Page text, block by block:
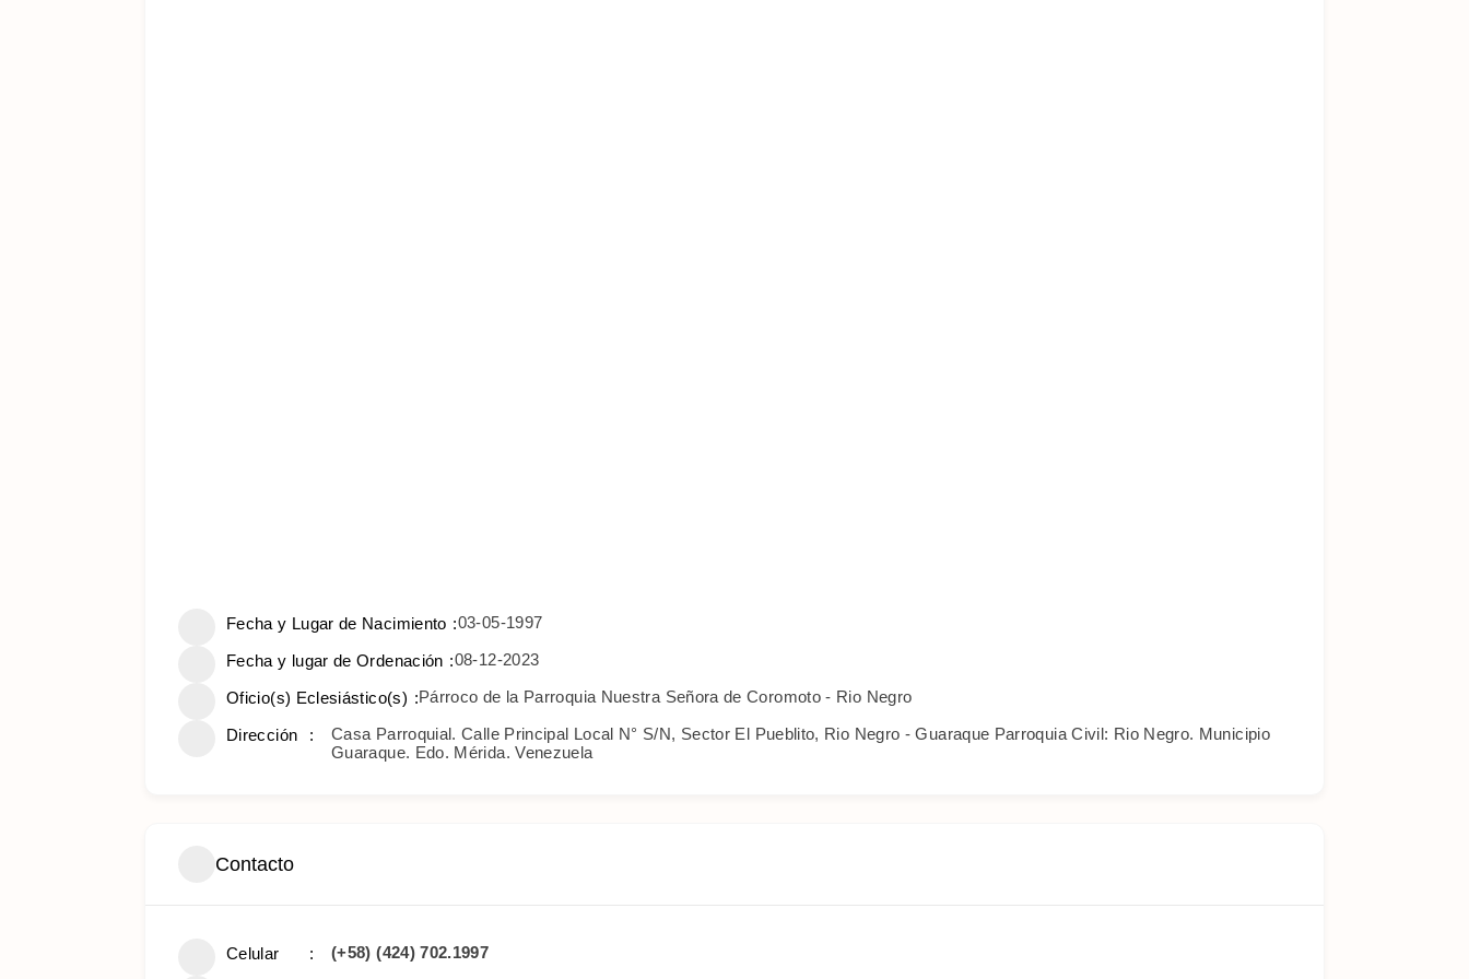
Fecha y Lugar de Nacimiento 03-05-1997
Fecha y lugar de Ordenación 08-12-2023
Oficio(s) Eclesiástico(s) Párroco de la Parroquia Nuestra Señora de Coromoto - Rio Negro
Dirección
Casa Parroquial. Calle Principal Local N° S/N, Sector El Pueblito, Rio Negro - Guaraque Parroquia Civil: Rio Negro. Municipio
Guaraque. Edo. Mérida. Venezuela
Contacto
Celular (+58) (424) 702.1997